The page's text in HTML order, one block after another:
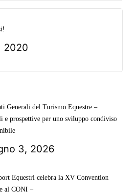
2020
Generali del Turismo Equestre –
e prospettive per uno sviluppo condiviso
3, 2026
Equestri celebra la XV Convention
al CONI –